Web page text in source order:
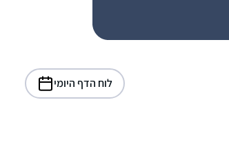
לוח הדף היומי